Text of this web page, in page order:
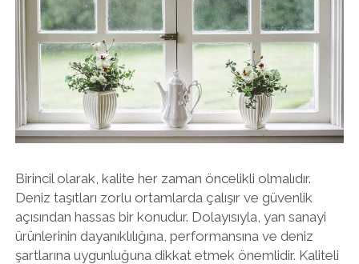
Birincil olarak, kalite her zaman öncelikli olmalıdır.
Deniz taşıtları zorlu ortamlarda çalışır ve güvenlik
açısından hassas bir konudur. Dolayısıyla, yan sanayi
ürünlerinin dayanıklılığına, performansına ve deniz
şartlarına uygunluğuna dikkat etmek önemlidir. Kaliteli